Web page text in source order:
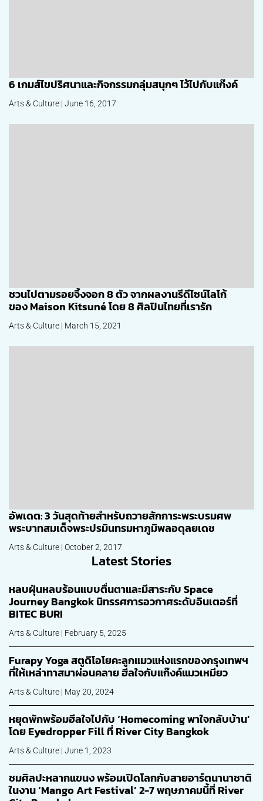
6 เกมส์ไขปริศนาและกิจกรรมกลุ่มสนุกๆ ไว้ไปกับแก๊งค์
Arts & Culture | June 16, 2017
ชวนไปตามรอยจิ้งจอก 8 ตัว จากผลงานรีดีไซน์โลโก้
ของ Maison Kitsuné โดย 8 ศิลปินไทยที่เรารัก
Arts & Culture | March 15, 2021
อัพเดต: 3 วันสุดท้ายสำหรับถวายสักการะพระบรมศพ
พระบาทสมเด็จพระปรมินทรมหาภูมิพลอดุลยเดช
Arts & Culture | October 2, 2017
Latest Stories
หลบฝุ่นหลบร้อนแบบตื่นตาและมีสาระกับ Space
Journey Bangkok นิทรรศการอวกาศระดับอินเตอร์ที่
BITEC BURI
Arts & Culture | February 5, 2025
Furapy Yoga สตูดิโอโยคะลูกแมวแห่งแรกของกรุงเทพฯ​
ที่ให้เหล่าทาสมาผ่อนคลาย ฮีลใจกับแก๊งค์แมวเหมียว
Arts & Culture | May 20, 2024
หยุดพักพร้อมฮีลใจไปกับ ‘Homecoming พาใจกลับบ้าน’
โดย Eyedropper Fill ที่ River City Bangkok
Arts & Culture | June 1, 2023
ชมศิลปะหลากแขนง พร้อมเปิดโลกกับสายอาร์ตนานาชาติ
ในงาน ‘Mango Art Festival’ 2-7 พฤษภาคมนี้ที่ River